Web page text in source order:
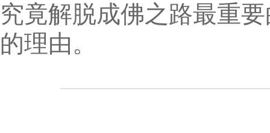
究竟解脱成佛之路最重
的理由。